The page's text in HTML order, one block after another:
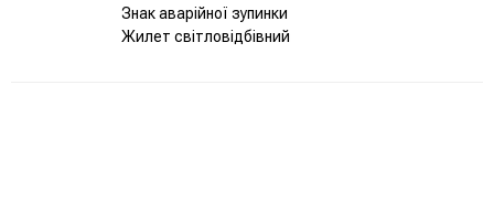
Знак аварійної зупинки
Жилет світловідбівний